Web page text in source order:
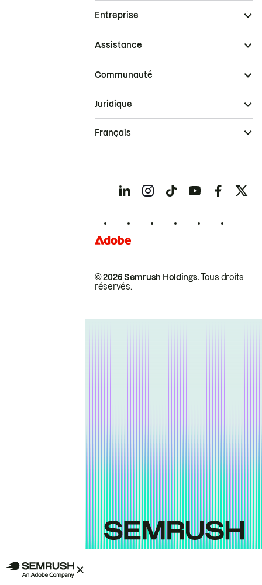
Entreprise
Assistance
Communauté
© 2026 Semrush Holdings.Tous droits
réservés.
Juridique
Français